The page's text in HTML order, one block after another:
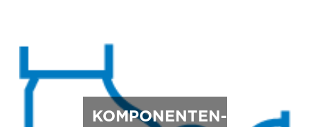
KOMPONENTEN-